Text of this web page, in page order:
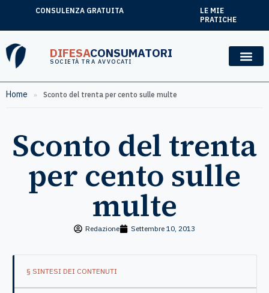
CONSULENZA GRATUITA
LE MIE
PRATICHE
DIFESACONSUMATORI
SOCIETÀ TRA AVVOCATI
Home » Sconto del trenta per cento sulle multe
Sconto del trenta
per cento sulle
multe
Redazione Settembre 10, 2013
§ SINTESI DEI CONTENUTI